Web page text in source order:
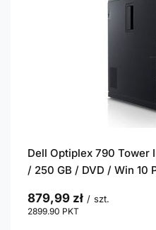
Dell Optiplex 790 Tower
/ 250 GB / DVD / Win 10
879,99 zł / szt.
2899.90 PKT